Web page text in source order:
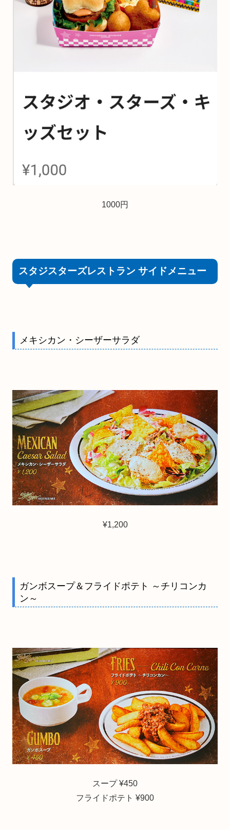
1000円
スタジスターズレストラン サイドメニュー
メキシカン・シーザーサラダ
¥1,200
ガンボスープ＆フライドポテト ～チリコンカ
ン～
スープ ¥450
フライドポテト ¥900